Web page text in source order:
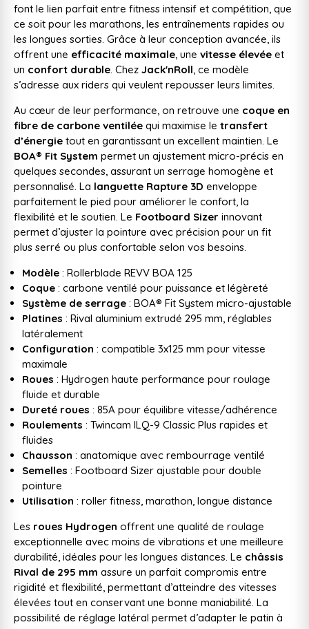
font le lien parfait entre fitness intensif et compétition, que
ce soit pour les marathons, les entraînements rapides ou
les longues sorties. Grâce à leur conception avancée, ils
offrent une efficacité maximale, une vitesse élevée et
un confort durable. Chez Jack'nRoll, ce modèle
s’adresse aux riders qui veulent repousser leurs limites.
Au cœur de leur performance, on retrouve une coque en
fibre de carbone ventilée qui maximise le transfert
d’énergie tout en garantissant un excellent maintien. Le
BOA® Fit System permet un ajustement micro-précis en
quelques secondes, assurant un serrage homogène et
personnalisé. La languette Rapture 3D enveloppe
parfaitement le pied pour améliorer le confort, la
flexibilité et le soutien. Le Footboard Sizer innovant
permet d’ajuster la pointure avec précision pour un fit
plus serré ou plus confortable selon vos besoins.
Modèle : Rollerblade REVV BOA 125
Coque : carbone ventilé pour puissance et légèreté
Système de serrage : BOA® Fit System micro-ajustable
Platines : Rival aluminium extrudé 295 mm, réglables
latéralement
Configuration : compatible 3x125 mm pour vitesse
maximale
Roues : Hydrogen haute performance pour roulage
fluide et durable
Dureté roues : 85A pour équilibre vitesse/adhérence
Roulements : Twincam ILQ-9 Classic Plus rapides et
fluides
Chausson : anatomique avec rembourrage ventilé
Semelles : Footboard Sizer ajustable pour double
pointure
Utilisation : roller fitness, marathon, longue distance
Les roues Hydrogen offrent une qualité de roulage
exceptionnelle avec moins de vibrations et une meilleure
durabilité, idéales pour les longues distances. Le châssis
Rival de 295 mm assure un parfait compromis entre
rigidité et flexibilité, permettant d’atteindre des vitesses
élevées tout en conservant une bonne maniabilité. La
possibilité de réglage latéral permet d’adapter le patin à